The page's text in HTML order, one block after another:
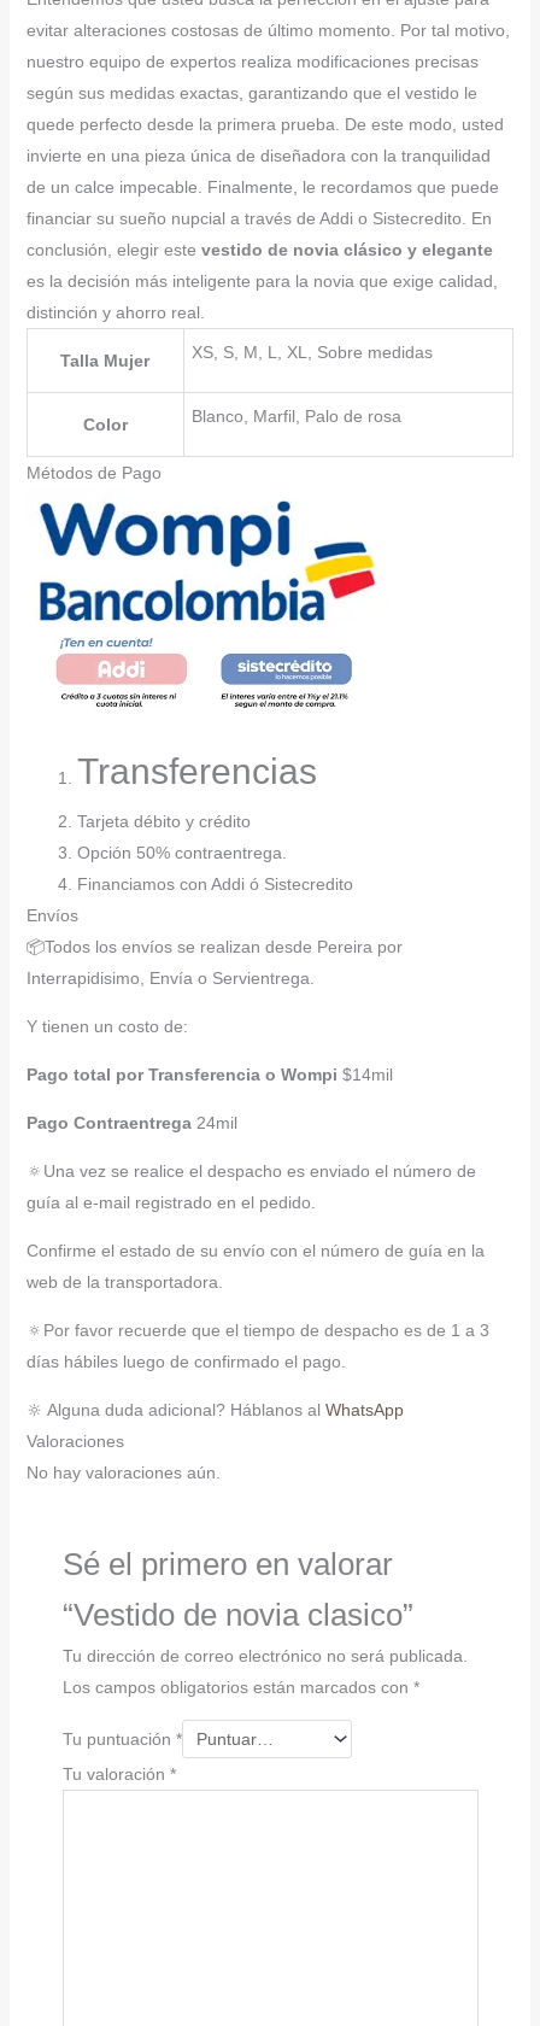
evitar alteraciones costosas de último momento. Por tal motivo,
nuestro equipo de expertos realiza modificaciones precisas
según sus medidas exactas, garantizando que el vestido le
quede perfecto desde la primera prueba. De este modo, usted
invierte en una pieza única de diseñadora con la tranquilidad
de un calce impecable. Finalmente, le recordamos que puede
financiar su sueño nupcial a través de Addi o Sistecredito. En
conclusión, elegir este vestido de novia clásico y elegante
es la decisión más inteligente para la novia que exige calidad,
distinción y ahorro real.
Talla Mujer XS, S, M, L, XL, Sobre medidas
Color Blanco, Marfil, Palo de rosa
Métodos de Pago
Transferencias
Tarjeta débito y crédito
Opción 50% contraentrega.
Financiamos con Addi ó Sistecredito
Envíos
📦Todos los envíos se realizan desde Pereira por
Interrapidisimo, Envía o Servientrega.
Y tienen un costo de:
Pago total por Transferencia o Wompi $14mil
Pago Contraentrega24mil
🔅Una vez se realice el despacho es enviado el número de
guía al e-mail registrado en el pedido.
Confirme el estado de su envío con el número de guía en la
web de la transportadora.
🔅Por favor recuerde que el tiempo de despacho es de 1 a 3
días hábiles luego de confirmado el pago.
🔆 Alguna duda adicional? Háblanos al WhatsApp
Valoraciones
No hay valoraciones aún.
Sé el primero en valorar
“Vestido de novia clasico”
Tu dirección de correo electrónico no será publicada.
Los campos obligatorios están marcados con *
Tu puntuación *
Tu valoración *